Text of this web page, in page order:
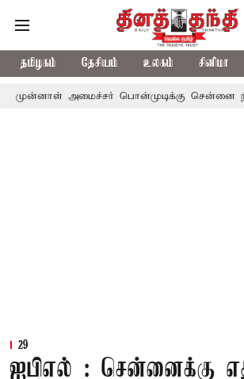
தமிழகம் தேசியம் உலகம் சினிமா
பொன்முடிக்கு சென்னை நீதிமன்றம்
29
ஐபிஎல் : சென்னைக்கு